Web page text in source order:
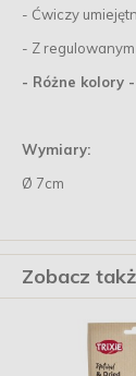
- Ćwiczy
- Z
- Różne kolory
Wymiary:
Ø 7cm
Zobacz